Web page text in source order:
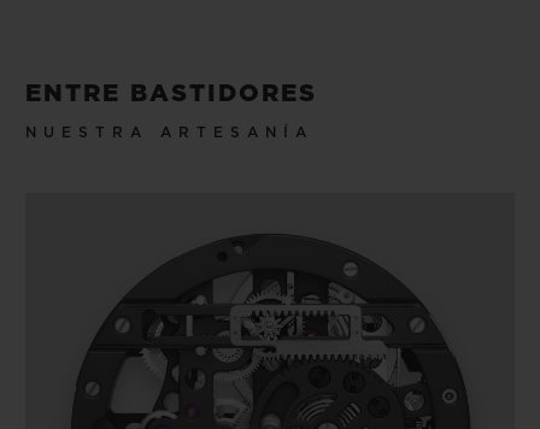
ENTRE BASTIDORES
NUESTRA ARTESANÍA